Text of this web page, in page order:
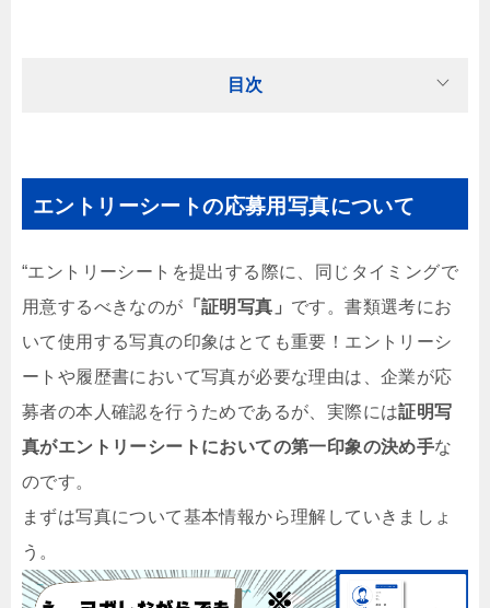
目次
エントリーシートの応募用写真について
“エントリーシートを提出する際に、同じタイミングで
用意するべきなのが 「証明写真」 です。書類選考にお
いて使用する写真の印象はとても重要！エントリーシ
ートや履歴書において写真が必要な理由は、企業が応
募者の本人確認を行うためであるが、実際には証明写
真がエントリーシートにおいての第一印象の決め手な
のです。
まずは写真について基本情報から理解していきましょ
う。